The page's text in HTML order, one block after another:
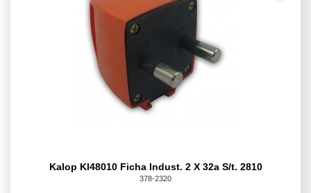
Kalop Kl48010 Ficha Indust. 2 X 32a S/t. 2810
378-2320